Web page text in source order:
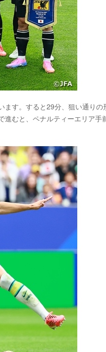
す。すると29分、狙い通りの
むと、ペナルティーエリア手